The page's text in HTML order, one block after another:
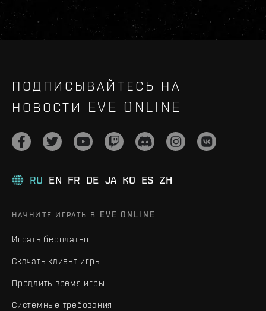
ПОДПИСЫВАЙТЕСЬ НА
НОВОСТИ EVE ONLINE
RU EN FR DE JA KO ES ZH
НАЧНИТЕ ИГРАТЬ В EVE ONLINE
Играть бесплатно
Скачать клиент игры
Продлить время игры
Системные требования